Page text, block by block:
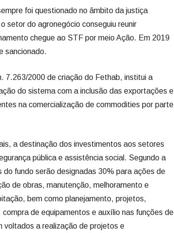
foi questionado no âmbito da justiça
setor do agronegócio conseguiu reunir
chegue ao STF por meio Ação. Em 2019
sancionado.
7.263/2000 de criação do Fethab, institui a
do sistema com a inclusão das exportações e
na comercialização de commodities por parte
a destinação dos investimentos aos setores
pública e assistência social. Segundo a
do fundo serão designadas 30% para ações de
de obras, manutenção, melhoramento e
bem como planejamento, projetos,
de equipamentos e auxílio nas funções de
voltados a realização de projetos e